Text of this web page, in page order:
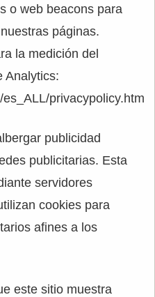
o web beacons para
páginas.
la medición del
Analytics:
privacypolicy.html
publicidad
publicitarias. Esta
servidores
cookies para
afines a los
este sitio muestra